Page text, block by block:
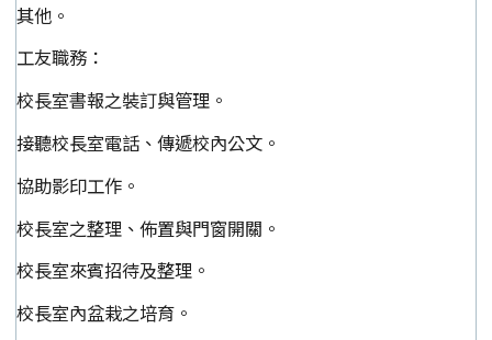
其他。
工友職務：
校長室書報之裝訂與管理。
接聽校長室電話、傳遞校內公文。
協助影印工作。
校長室之整理、佈置與門窗開關。
校長室來賓招待及整理。
校長室內盆栽之培育。